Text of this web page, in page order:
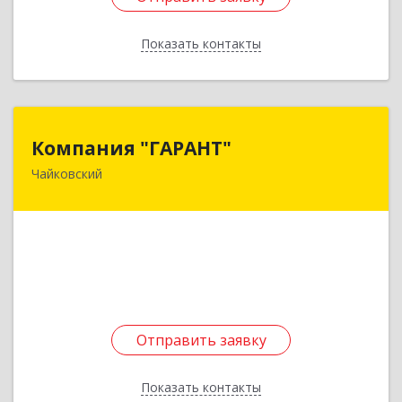
Показать контакты
Назад
Компания "ГАРАНТ"
Чайковский
Отправить заявку
Показать контакты
617760, Пермский край, Чайковский г, Карла
Отправить заявку
Назад